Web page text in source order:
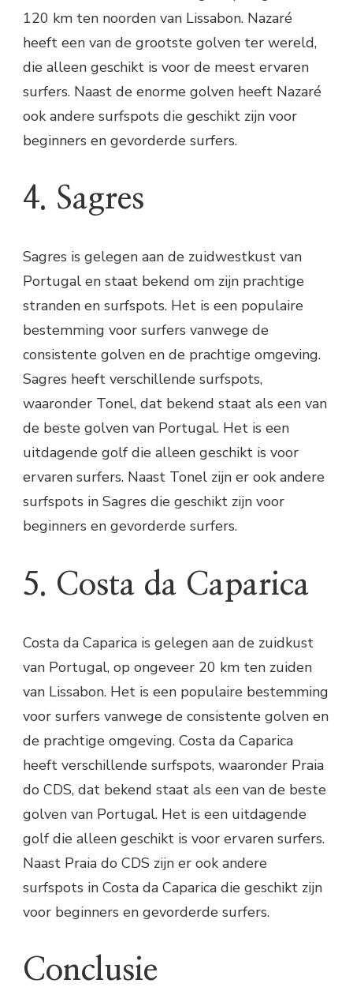
120 km ten noorden van Lissabon. Nazaré
heeft een van de grootste golven ter wereld,
die alleen geschikt is voor de meest ervaren
surfers. Naast de enorme golven heeft Nazaré
ook andere surfspots die geschikt zijn voor
beginners en gevorderde surfers.
4. Sagres
Sagres is gelegen aan de zuidwestkust van
Portugal en staat bekend om zijn prachtige
stranden en surfspots. Het is een populaire
bestemming voor surfers vanwege de
consistente golven en de prachtige omgeving.
Sagres heeft verschillende surfspots,
waaronder Tonel, dat bekend staat als een van
de beste golven van Portugal. Het is een
uitdagende golf die alleen geschikt is voor
ervaren surfers. Naast Tonel zijn er ook andere
surfspots in Sagres die geschikt zijn voor
beginners en gevorderde surfers.
5. Costa da Caparica
Costa da Caparica is gelegen aan de zuidkust
van Portugal, op ongeveer 20 km ten zuiden
van Lissabon. Het is een populaire bestemming
voor surfers vanwege de consistente golven en
de prachtige omgeving. Costa da Caparica
heeft verschillende surfspots, waaronder Praia
do CDS, dat bekend staat als een van de beste
golven van Portugal. Het is een uitdagende
golf die alleen geschikt is voor ervaren surfers.
Naast Praia do CDS zijn er ook andere
surfspots in Costa da Caparica die geschikt zijn
voor beginners en gevorderde surfers.
Conclusie